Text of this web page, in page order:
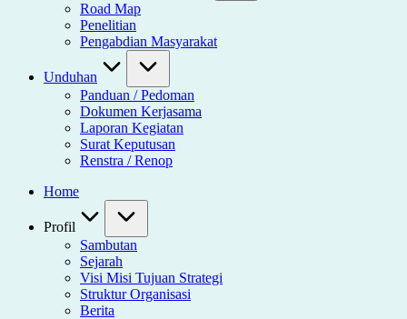
Road Map
Penelitian
Pengabdian Masyarakat
Unduhan
Panduan / Pedoman
Dokumen Kerjasama
Laporan Kegiatan
Surat Keputusan
Renstra / Renop
Home
Profil
Sambutan
Sejarah
Visi Misi Tujuan Strategi
Struktur Organisasi
Berita